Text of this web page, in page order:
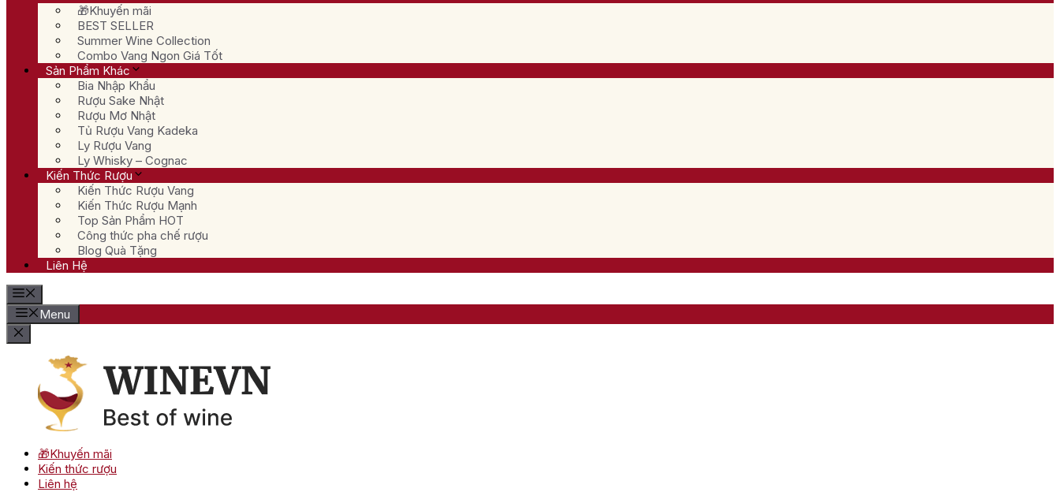
🎁Khuyến mãi
BEST SELLER
Summer Wine Collection
Combo Vang Ngon Giá Tốt
Sản Phẩm Khác
Bia Nhập Khẩu
Rượu Sake Nhật
Rượu Mơ Nhật
Tủ Rượu Vang Kadeka
Ly Rượu Vang
Ly Whisky – Cognac
Kiến Thức Rượu
Kiến Thức Rượu Vang
Kiến Thức Rượu Mạnh
Top Sản Phẩm HOT
Công thức pha chế rượu
Blog Quà Tặng
Liên Hệ
Menu
🎁Khuyến mãi
Kiến thức rượu
Liên hệ